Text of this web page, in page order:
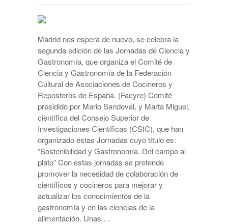
Madrid nos espera de nuevo, se celebra la
segunda edición de las Jornadas de Ciencia y
Gastronomía, que organiza el Comité de
Ciencia y Gastronomía de la Federación
Cultural de Asociaciones de Cocineros y
Reposteros de España. (Facyre) Comité
presidido por Mario Sandoval, y Marta Miguel,
científica del Consejo Superior de
Investigaciones Científicas (CSIC), que han
organizado estas Jornadas cuyo título es:
“Sostenibilidad y Gastronomía. Del campo al
plato” Con estas jornadas se pretende
promover la necesidad de colaboración de
científicos y cocineros para mejorar y
actualizar los conocimientos de la
gastronomía y en las ciencias de la
alimentación. Unas …